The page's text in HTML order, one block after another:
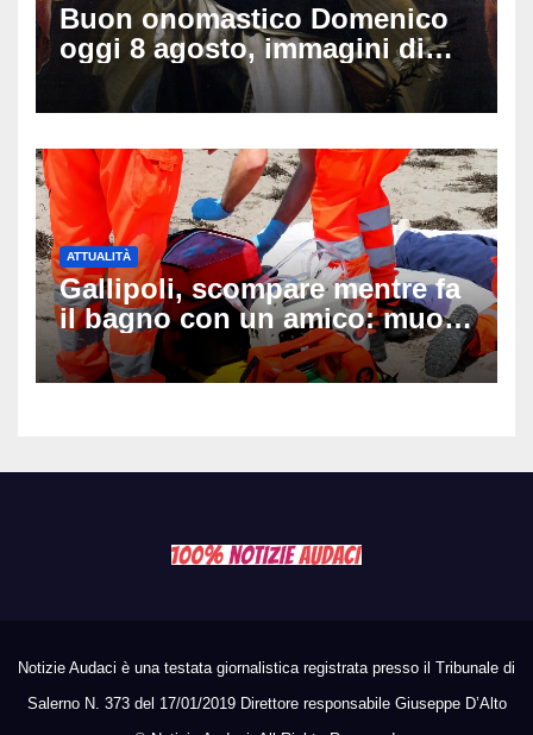
Buon onomastico Domenico
oggi 8 agosto, immagini di
auguri da condividere
ATTUALITÀ
Gallipoli, scompare mentre fa
il bagno con un amico: muore
a 19 anni dopo 45 minuti di
disperati tentativi di
Notizie Audaci è una testata giornalistica registrata presso il Tribunale di
Salerno N. 373 del 17/01/2019 Direttore responsabile Giuseppe D’Alto